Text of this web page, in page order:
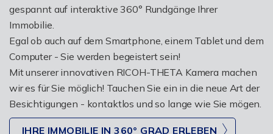
gespannt auf interaktive 360° Rundgänge Ihrer
Immobilie.
Egal ob auch auf dem Smartphone, einem Tablet und dem
Computer - Sie werden begeistert sein!
Mit unserer innovativen RICOH-THETA Kamera machen
wir es für Sie möglich! Tauchen Sie ein in die neue Art der
Besichtigungen - kontaktlos und so lange wie Sie mögen.
IHRE IMMOBILIE IN 360° GRAD ERLEBEN